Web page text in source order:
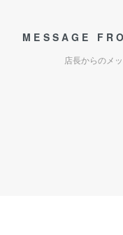
MESSAGE
店長からのメ